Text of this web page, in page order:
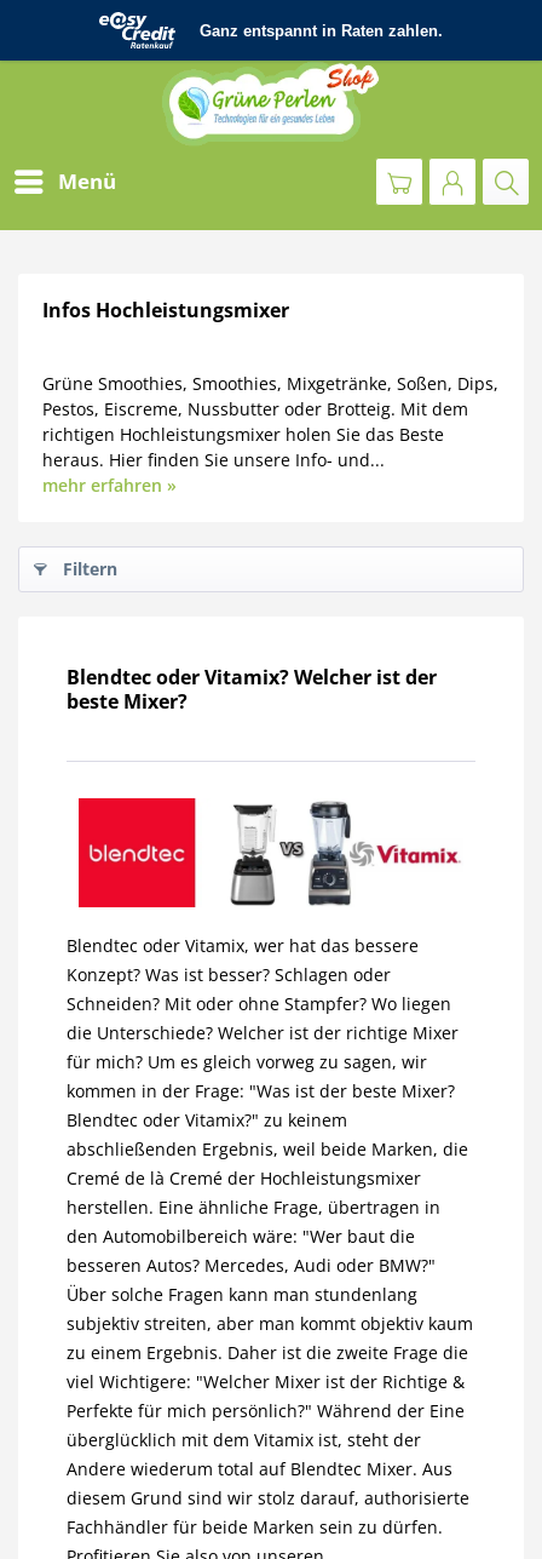
Menü
Infos Hochleistungsmixer
Grüne Smoothies, Smoothies, Mixgetränke, Soßen, Dips,
Pestos, Eiscreme, Nussbutter oder Brotteig. Mit dem
richtigen Hochleistungsmixer holen Sie das Beste
heraus. Hier finden Sie unsere Info- und...
mehr erfahren »
Filtern
Blendtec oder Vitamix? Welcher ist der
beste Mixer?
Blendtec oder Vitamix, wer hat das bessere
Konzept? Was ist besser? Schlagen oder
Schneiden? Mit oder ohne Stampfer? Wo liegen
die Unterschiede? Welcher ist der richtige Mixer
für mich? Um es gleich vorweg zu sagen, wir
kommen in der Frage: "Was ist der beste Mixer?
Blendtec oder Vitamix?" zu keinem
abschließenden Ergebnis, weil beide Marken, die
Cremé de là Cremé der Hochleistungsmixer
herstellen. Eine ähnliche Frage, übertragen in
den Automobilbereich wäre: "Wer baut die
besseren Autos? Mercedes, Audi oder BMW?"
Über solche Fragen kann man stundenlang
subjektiv streiten, aber man kommt objektiv kaum
zu einem Ergebnis. Daher ist die zweite Frage die
viel Wichtigere: "Welcher Mixer ist der Richtige &
Perfekte für mich persönlich?" Während der Eine
überglücklich mit dem Vitamix ist, steht der
Andere wiederum total auf Blendtec Mixer. Aus
diesem Grund sind wir stolz darauf, authorisierte
Fachhändler für beide Marken sein zu dürfen.